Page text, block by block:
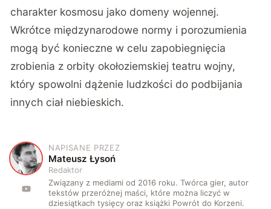
charakter kosmosu jako domeny wojennej.
Wkrótce międzynarodowe normy i porozumienia
mogą być konieczne w celu zapobiegnięcia
zrobienia z orbity okołoziemskiej teatru wojny,
który spowolni dążenie ludzkości do podbijania
innych ciał niebieskich.
M
NAPISANE PRZEZ
Mateusz Łysoń
Redaktor
Związany z mediami od 2016 roku. Twórca gier, autor
tekstów przeróżnej maści, które można liczyć w
dziesiątkach tysięcy oraz książki Powrót do Korzeni.